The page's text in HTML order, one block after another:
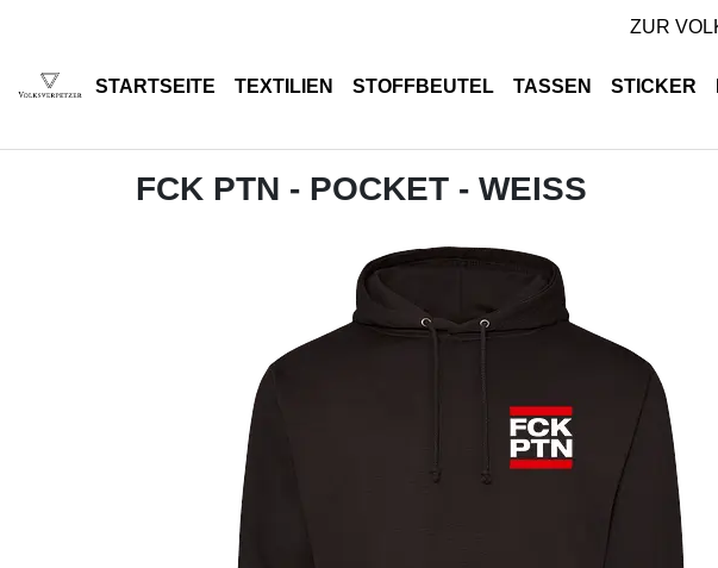
ZUR
STARTSEITE TEXTILIEN STOFFBEUTEL TASSEN STICKER
FCK PTN - POCKET - WEISS